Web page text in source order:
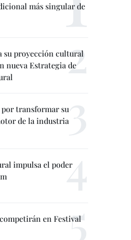
más singular de
su proyección cultural
nueva Estrategia de
transformar su
de la industria
impulsa el poder
en Festival